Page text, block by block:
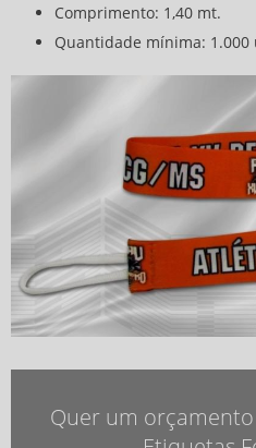
Comprimento: 1,40 mt.
Quantidade mínima: 1.000
Quer um